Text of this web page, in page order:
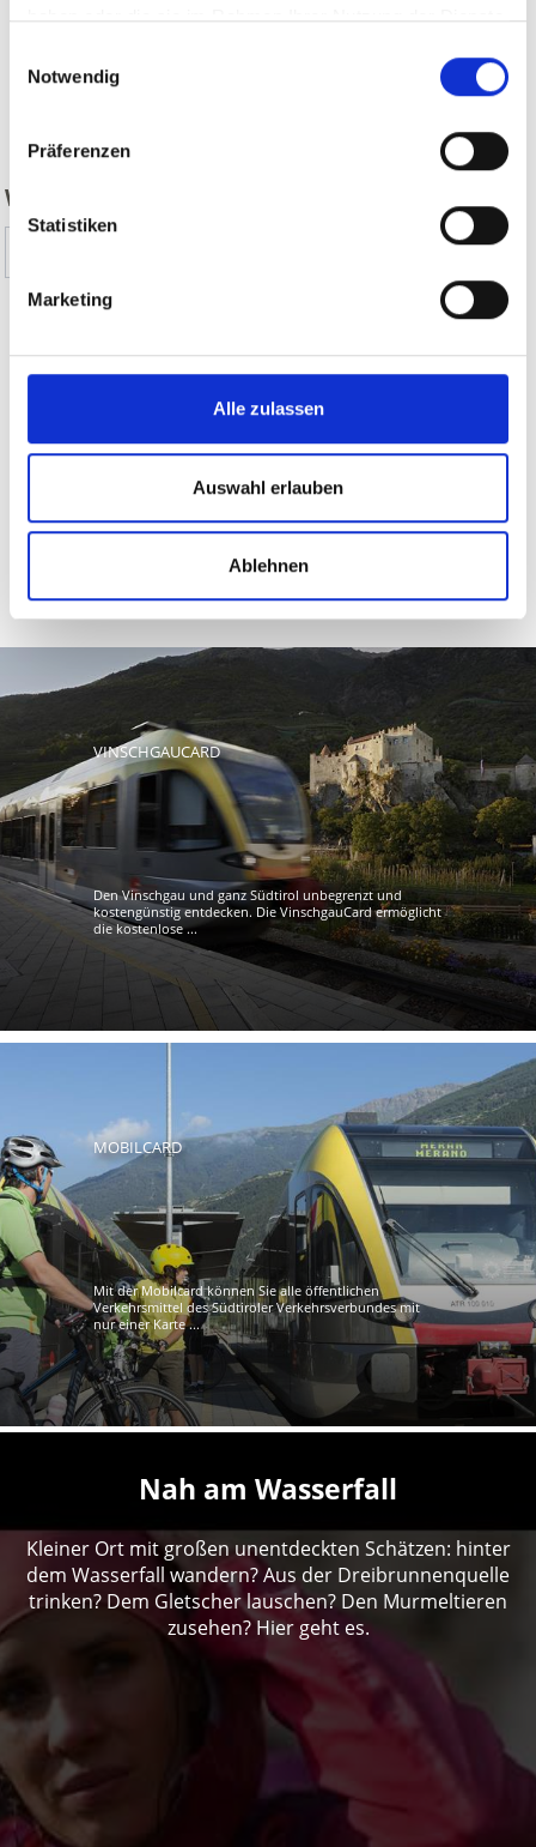
haben oder die sie im Rahmen Ihrer Nutzung der Dienste
Notwendig
Präferenzen
Statistiken
Marketing
Alle zulassen
Auswahl erlauben
Ablehnen
WAR DER INHALT FÜR SIE HILFREICH?
SEILBAHNEN & LIFTE IM ORTLERGEBIET AUF
SEILBAHNEN & LIFTE IM VINSCHGAU AUF
SCHUTZHÜTTEN IN DER NÄHE ZU LIFTEN IM
ORTLERGEBIET AUF KARTE ANZEIGEN
VINSCHGAUCARD
Den Vinschgau und ganz Südtirol unbegrenzt und
kostengünstig entdecken. Die VinschgauCard ermöglicht
die kostenlose ...
MOBILCARD
Mit der Mobilcard können Sie alle öffentlichen
Verkehrsmittel des Südtiroler Verkehrsverbundes mit
nur einer Karte ...
Nah am Wasserfall
Kleiner Ort mit großen unentdeckten Schätzen: hinter
dem Wasserfall wandern? Aus der Dreibrunnenquelle
trinken? Dem Gletscher lauschen? Den Murmeltieren
zusehen? Hier geht es.